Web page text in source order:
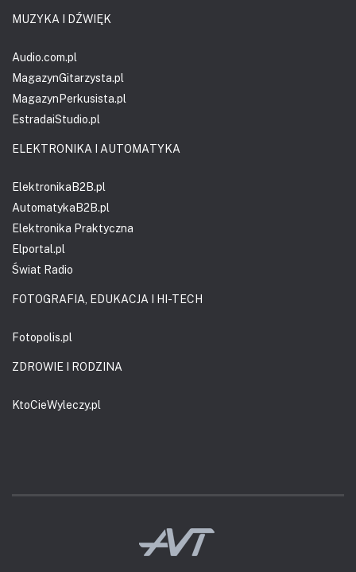
MUZYKA I DŹWIĘK
Audio.com.pl
MagazynGitarzysta.pl
MagazynPerkusista.pl
EstradaiStudio.pl
ELEKTRONIKA I AUTOMATYKA
ElektronikaB2B.pl
AutomatykaB2B.pl
Elektronika Praktyczna
Elportal.pl
Świat Radio
FOTOGRAFIA, EDUKACJA I HI-TECH
Fotopolis.pl
ZDROWIE I RODZINA
KtoCieWyleczy.pl